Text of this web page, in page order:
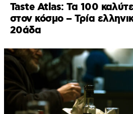
Taste Atlas: Τα 100
στον κόσμο – Τρία
20άδα